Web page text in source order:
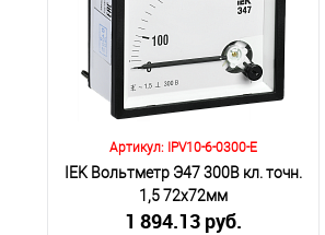
К сравнению
В избранное
Под заказ
Артикул: IPV10-6-0300-E
IEK Вольтметр Э47 300В кл. точн.
1,5 72х72мм
1 894.13 руб.